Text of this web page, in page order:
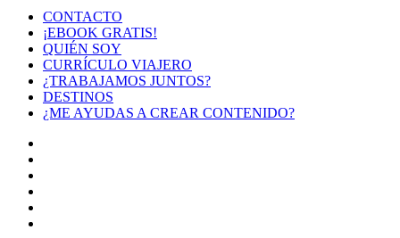
CONTACTO
¡EBOOK GRATIS!
QUIÉN SOY
CURRÍCULO VIAJERO
¿TRABAJAMOS JUNTOS?
DESTINOS
¿ME AYUDAS A CREAR CONTENIDO?